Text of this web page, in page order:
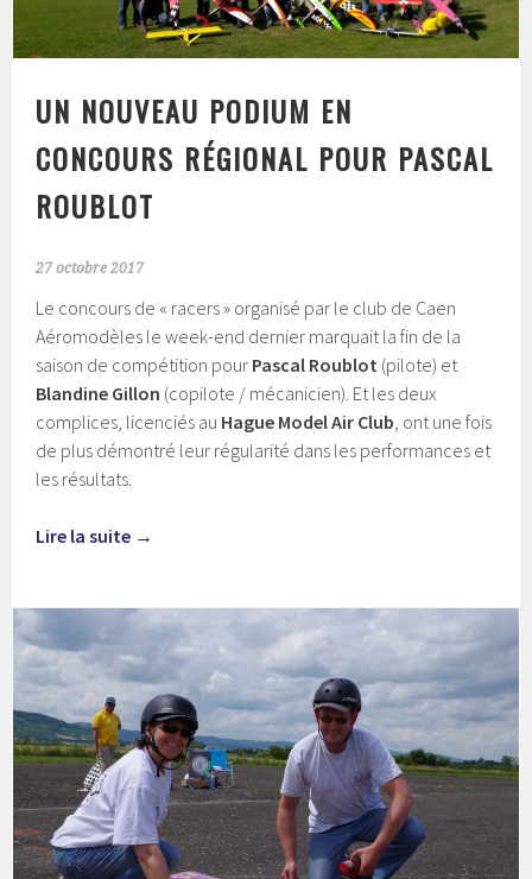
UN NOUVEAU PODIUM EN
CONCOURS RÉGIONAL POUR PASCAL
ROUBLOT
27 octobre 2017
Le concours de « racers » organisé par le club de Caen
Aéromodèles le week-end dernier marquait la fin de la
saison de compétition pour Pascal Roublot (pilote) et
Blandine Gillon (copilote / mécanicien). Et les deux
complices, licenciés au Hague Model Air Club , ont une fois
de plus démontré leur régularité dans les performances et
les résultats.
Lire la suite →